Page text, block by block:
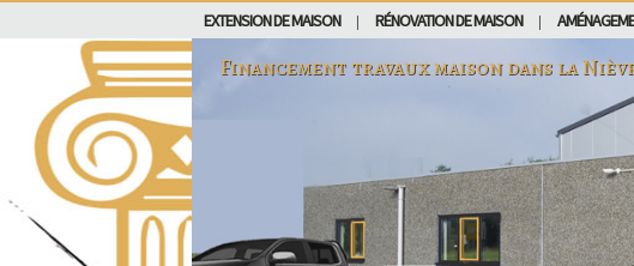
EXTENSION DE MAISON RÉNOVATION DE MAISON
Financement travaux maison dans la